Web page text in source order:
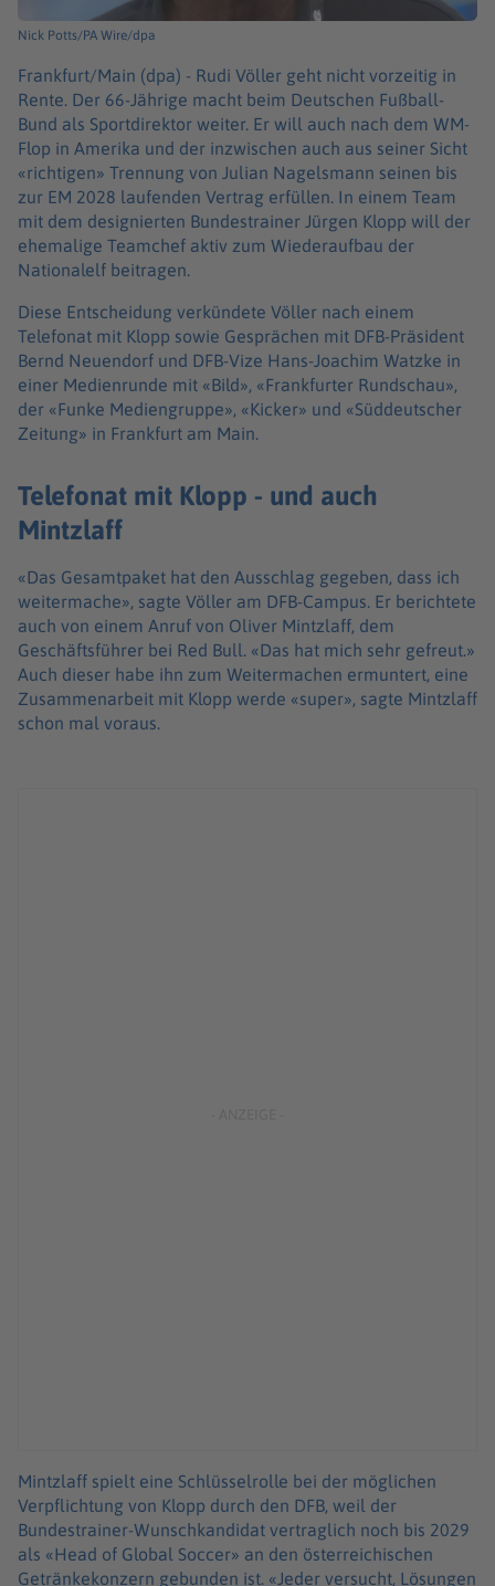
Nick Potts/PA Wire/dpa
Frankfurt/Main (dpa) - Rudi Völler geht nicht vorzeitig in
Rente. Der 66-Jährige macht beim Deutschen Fußball-
Bund als Sportdirektor weiter. Er will auch nach dem WM-
Flop in Amerika und der inzwischen auch aus seiner Sicht
«richtigen» Trennung von Julian Nagelsmann seinen bis
zur EM 2028 laufenden Vertrag erfüllen. In einem Team
mit dem designierten Bundestrainer Jürgen Klopp will der
ehemalige Teamchef aktiv zum Wiederaufbau der
Nationalelf beitragen.
Diese Entscheidung verkündete Völler nach einem
Telefonat mit Klopp sowie Gesprächen mit DFB-Präsident
Bernd Neuendorf und DFB-Vize Hans-Joachim Watzke in
einer Medienrunde mit «Bild», «Frankfurter Rundschau»,
der «Funke Mediengruppe», «Kicker» und «Süddeutscher
Zeitung» in Frankfurt am Main.
Telefonat mit Klopp - und auch
Mintzlaff
«Das Gesamtpaket hat den Ausschlag gegeben, dass ich
weitermache», sagte Völler am DFB-Campus. Er berichtete
auch von einem Anruf von Oliver Mintzlaff, dem
Geschäftsführer bei Red Bull. «Das hat mich sehr gefreut.»
Auch dieser habe ihn zum Weitermachen ermuntert, eine
Zusammenarbeit mit Klopp werde «super», sagte Mintzlaff
schon mal voraus.
Mintzlaff spielt eine Schlüsselrolle bei der möglichen
Verpflichtung von Klopp durch den DFB, weil der
Bundestrainer-Wunschkandidat vertraglich noch bis 2029
als «Head of Global Soccer» an den österreichischen
Getränkekonzern gebunden ist. «Jeder versucht, Lösungen